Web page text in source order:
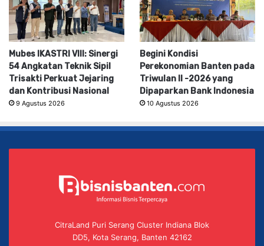
Mubes IKASTRI VIII: Sinergi
54 Angkatan Teknik Sipil
Trisakti Perkuat Jejaring
dan Kontribusi Nasional
9 Agustus 2026
Begini Kondisi
Perekonomian Banten pada
Triwulan II -2026 yang
Dipaparkan Bank Indonesia
10 Agustus 2026
CitraLand Puri Serang Cluster Indiana Blok
DD5, Kota Serang, Banten 42162